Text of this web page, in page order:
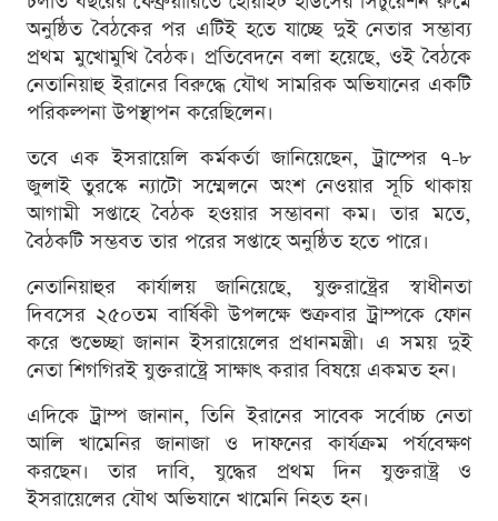
অনুষ্ঠিত বৈঠকের পর এটিই হতে যাচ্ছে দুই নেতার সম্ভাব্য
প্রথম মুখোমুখি বৈঠক। প্রতিবেদনে বলা হয়েছে, ওই বৈঠকে
নেতানিয়াহু ইরানের বিরুদ্ধে যৌথ সামরিক অভিযানের একটি
পরিকল্পনা উপস্থাপন করেছিলেন।
তবে এক ইসরায়েলি কর্মকর্তা জানিয়েছেন, ট্রাম্পের ৭-৮
জুলাই তুরস্কে ন্যাটো সম্মেলনে অংশ নেওয়ার সূচি থাকায়
আগামী সপ্তাহে বৈঠক হওয়ার সম্ভাবনা কম। তার মতে,
বৈঠকটি সম্ভবত তার পরের সপ্তাহে অনুষ্ঠিত হতে পারে।
নেতানিয়াহুর কার্যালয় জানিয়েছে, যুক্তরাষ্ট্রের স্বাধীনতা
দিবসের ২৫০তম বার্ষিকী উপলক্ষে শুক্রবার ট্রাম্পকে ফোন
করে শুভেচ্ছা জানান ইসরায়েলের প্রধানমন্ত্রী। এ সময় দুই
নেতা শিগগিরই যুক্তরাষ্ট্রে সাক্ষাৎ করার বিষয়ে একমত হন।
এদিকে ট্রাম্প জানান, তিনি ইরানের সাবেক সর্বোচ্চ নেতা
আলি খামেনির জানাজা ও দাফনের কার্যক্রম পর্যবেক্ষণ
করছেন। তার দাবি, যুদ্ধের প্রথম দিন যুক্তরাষ্ট্র ও
ইসরায়েলের যৌথ অভিযানে খামেনি নিহত হন।